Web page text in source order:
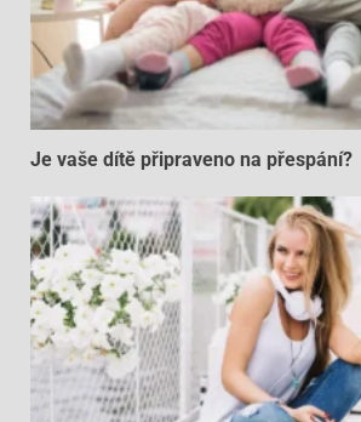
Je vaše dítě připraveno na přespání?